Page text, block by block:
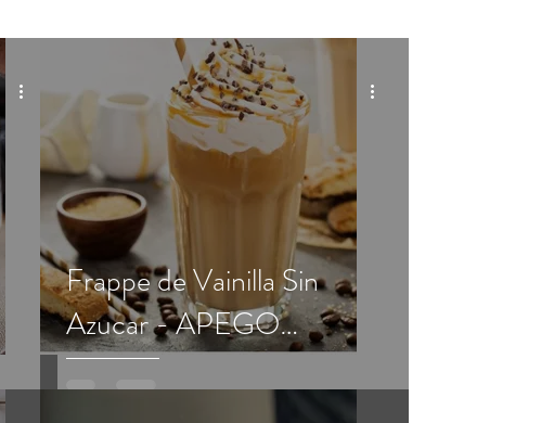
Frappe de Vainilla Sin
Azucar - APEGO
Tradicional